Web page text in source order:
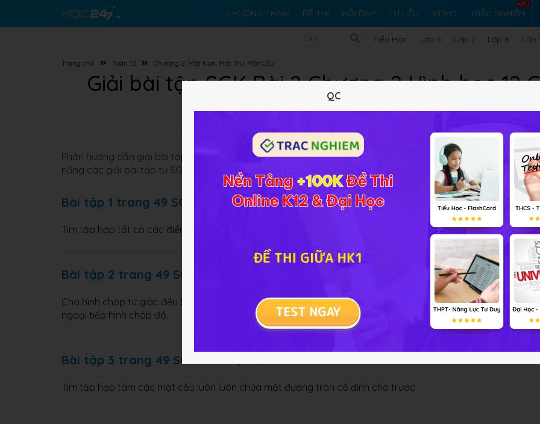
CHƯƠNG TRÌNH ĐỀ THI HỎI ĐÁP TƯ LIỆU VIDEO TRẮC NGHIỆM
Tiểu Học Lớp 6 Lớp 7 Lớp 8 Lớp
Trang chủ Toán 12 Chương 2: Mặt Nón, Mặt Trụ, Mặt Cầu
Giải bài tập SGK Bài 2 Chương 2 Hình học 12
Phần hướng dẫn giải bài tập Mặt cầu sẽ giúp các em nắm được phương pháp và rèn luyện kĩ
năng các giải bài tập từ SGK
Hình học 12 Cơ bản và Nâng cao.
Bài tập 1 trang 49 SGK Hình học 12
Tìm tập hợp tất cả các điểm trong không gian luôn luôn nhìn đoạn thẳng AB cố định dưới một góc vuông.
Bài tập 2 trang 49 SGK Hình học 12
Cho hình chóp tứ giác đều S.ABCD có tất cả các cạnh đều bằng a. Hãy xác định tâm và bán kính mặt cầu
ngoại tiếp hình chóp đó.
Bài tập 3 trang 49 SGK Hình học 12
Tìm tập hợp tâm các mặt cầu luôn luôn chứa một đường tròn cố định cho trước
QC